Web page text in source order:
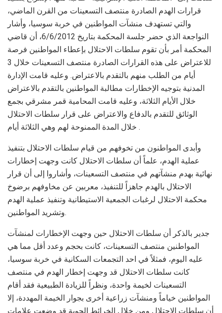
قرارات الهدم الصادرة منتصف التسعينات من القرن الماضي،
والتي تستهدف منشآت المواطنين في خربة سوسيا، وأشار
النواجعة الذي حضر جلسة المحكمة بتاريخ 6/6/2012، أن قاضي
المحكمة أمر بأن تقوم سلطات الاحتلال بإعطاء المواطنين فرصة
للاعتراض على هذه القرارات الصادرة منتصف التسعينات خلال 3
أيام من الطلب منهم بالتقدم بالاعتراض. وعليه قامت الإدارة
المدنية بتوجيه الإخطارات مطالبة المواطنين بالتقدم بالاعتراض
خلال الأيام الثلاثة، وعليه قامت المحامية قمر مشرقي بجمع
الوثائق للتقدم بالدفاع والاعتراض على قرار سلطات الاحتلال
خلال المدة الممنوحة لهم وهي الثلاثة أيام .
وأبدى المواطنون من تخوفهم من قيام سلطات الاحتلال بتنفيذ
عملية الهدم، علماً أن سلطات الاحتلال كانت وجهت إخطارات
نهائية بهدم منشآتهم في منتصف التسعينات، وأشاروا إلى أن قرار
الاحتلال بالهدم جاهزاً للتنفيذ، معربين عن مخاوفهم برضوخ
محكمة الاحتلال لرغبات الجمعية الاستيطانية وتنفيذ عملية الهدم
وتشريد المواطنين.
جدير بالذكر أن سلطات الاحتلال حين وجهت الإخطارات لمنشآت
المواطنين منتصف التسعينات، كانت بحجم وعدد أقل مما هي
عليه اليوم، فمثلاً في احد التجمعات السكانية في خربة سوسيا،
كانت سلطات الاحتلال قد وجهت إخطار الهدم في منتصف
التسعينات لخيمة واحدة، ونظراً للزيادة الطبيعية فقد أقام
المواطنين خياماً ومنشآت زراعية أخرى بجوار الخيمة المهددة، إلا
أن سلطات الاحتلال ومن خلال الخرائط الجوية قد وضعت علامات